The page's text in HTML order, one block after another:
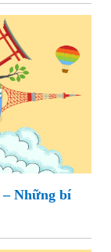
Những bí